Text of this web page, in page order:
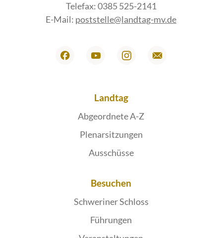
Telefax: 0385 525-2141
E-Mail: poststelle@landtag-mv.de
Landtag
Abgeordnete A-Z
Plenarsitzungen
Ausschüsse
Besuchen
Schweriner Schloss
Führungen